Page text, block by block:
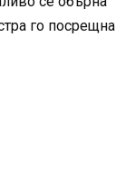
го посрещна